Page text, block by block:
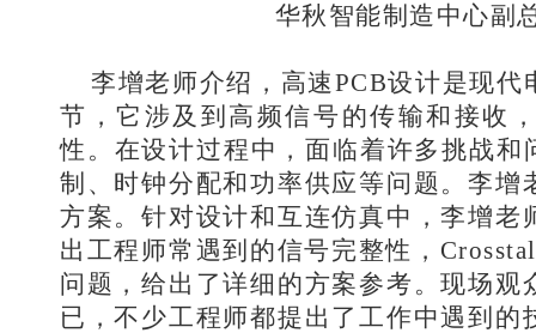
华秋智能制造中心副
李增老师介绍，高速PCB设计是现
节，它涉及到高频信号的传输和接收
性。在设计过程中，面临着许多挑战
制、时钟分配和功率供应等问题。李增
方案。针对设计和互连仿真中，李增老
出工程师常遇到的信号完整性，
问题，给出了详细的方案参考。现场
已，不少工程师都提出了工作中遇到